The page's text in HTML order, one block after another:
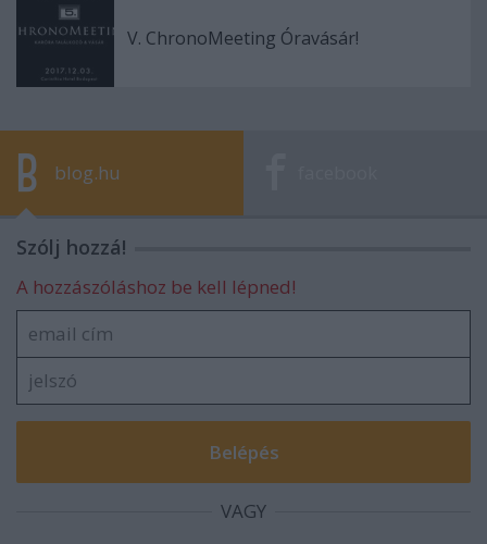
V. ChronoMeeting Óravásár!
blog.hu
Szólj hozzá!
A hozzászóláshoz be kell lépned!
VAGY